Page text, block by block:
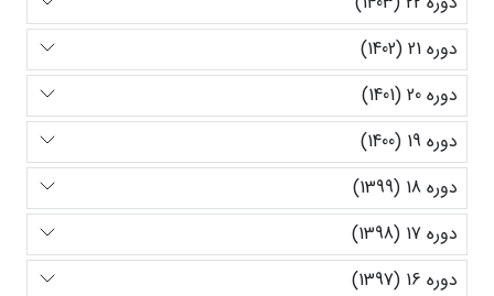
دوره 21 (1402)
دوره 20 (1401)
دوره 19 (1400)
دوره 18 (1399)
دوره 17 (1398)
دوره 16 (1397)